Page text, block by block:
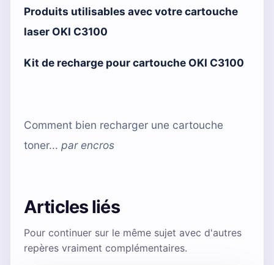
Produits utilisables avec votre cartouche
laser OKI C3100
Kit de recharge pour cartouche OKI C3100
Comment bien recharger une cartouche
toner... parencros
Articles liés
Pour continuer sur le même sujet avec d'autres
repères vraiment complémentaires.